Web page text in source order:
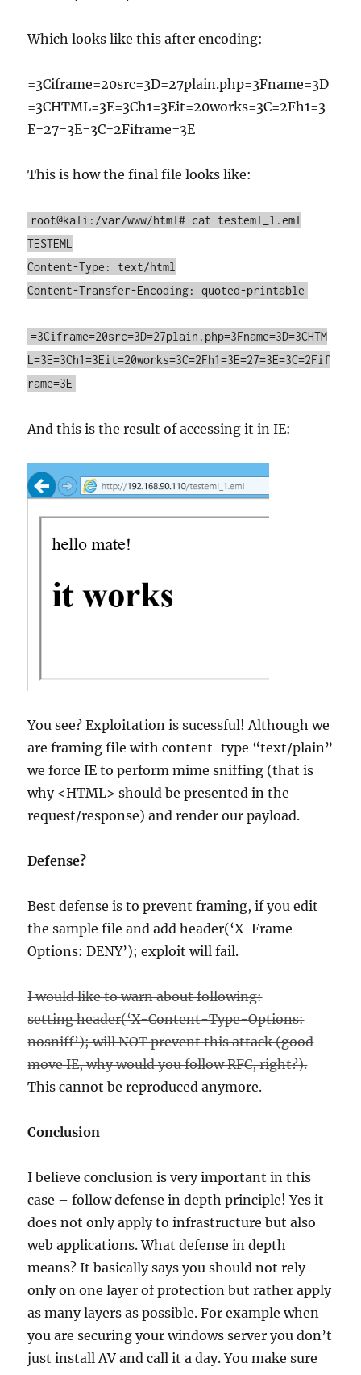
Which looks like this after encoding:
=3Ciframe=20src=3D=27plain.php=3Fname=3D
=3CHTML=3E=3Ch1=3Eit=20works=3C=2Fh1=3
E=27=3E=3C=2Fiframe=3E
This is how the final file looks like:
root@kali:/var/www/html# cat testeml_1.eml
TESTEML
Content-Type: text/html
Content-Transfer-Encoding: quoted-printable
=3Ciframe=20src=3D=27plain.php=3Fname=3D=3CHTM
L=3E=3Ch1=3Eit=20works=3C=2Fh1=3E=27=3E=3C=2Fif
rame=3E
And this is the result of accessing it in IE:
You see? Exploitation is sucessful! Although we
are framing file with content-type “text/plain”
we force IE to perform mime sniffing (that is
why <HTML> should be presented in the
request/response) and render our payload.
Defense?
Best defense is to prevent framing, if you edit
the sample file and add header(‘X-Frame-
Options: DENY’); exploit will fail.
I would like to warn about following:
setting header(‘X-Content-Type-Options:
nosniff’); will NOT prevent this attack (good
move IE, why would you follow RFC, right?).
This cannot be reproduced anymore.
Conclusion
I believe conclusion is very important in this
case – follow defense in depth principle! Yes it
does not only apply to infrastructure but also
web applications. What defense in depth
means? It basically says you should not rely
only on one layer of protection but rather apply
as many layers as possible. For example when
you are securing your windows server you don’t
just install AV and call it a day. You make sure